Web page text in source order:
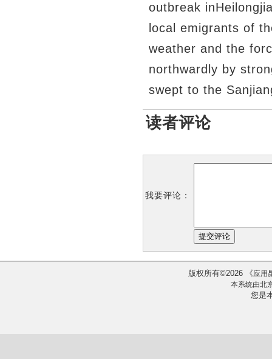
outbreak
local emigrants of
weather and the
northwardly by
swept to the
读者评论
我要评论：
版权所有©2026 《应用
本系统由北
您是